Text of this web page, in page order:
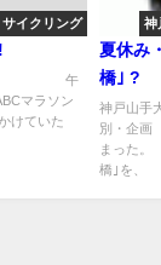
サイクリング
解 !! 午
マラソン
いた
神
夏休み
橋｣ ?
神戸山
別・企
まった
橋｣を、